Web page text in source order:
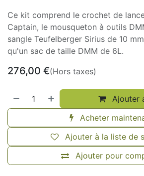
Ce kit comprend le crochet de
Captain, le mousqueton à outils
sangle Teufelberger Sirius de 10
qu'un sac de taille DMM de 6L.
276,00 €(Hors taxes)
Ajouter
Acheter
Ajouter pour
Ajouter à la liste de